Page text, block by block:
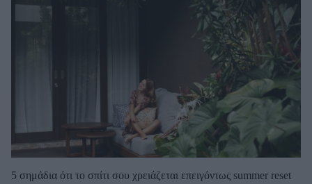
5 σημάδια ότι το σπίτι σου χρειάζεται επειγόντως summer reset